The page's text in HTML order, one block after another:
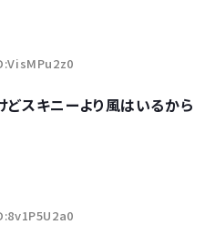
スキニーより風はいるから